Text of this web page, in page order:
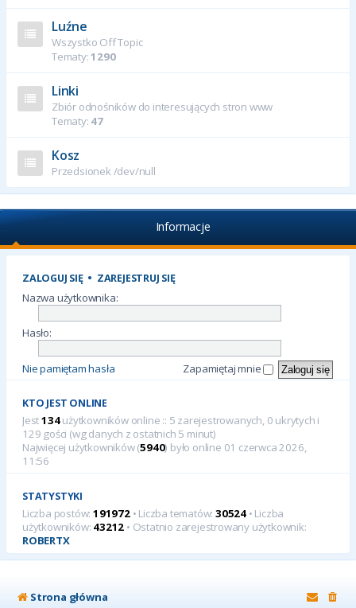
Luźne
Wszystko Off Topic
Tematy:1290
Linki
Zbiór odnośników do interesujących stron www
Tematy: 47
Kosz
Przedsionek /dev/null
Informacje
ZALOGUJ SIĘ• ZAREJESTRUJ SIĘ
Nazwa użytkownika:
Hasło:
Nie pamiętam hasła Zapamiętaj mnie
KTO JEST ONLINE
Jest134użytkowników online :: 5 zarejestrowanych, 0 ukrytych i
129 gości (wg danych z ostatnich 5 minut)
Najwięcej użytkowników (5940) było online 01 czerwca 2026,
11:56
STATYSTYKI
Liczba postów: 191972• Liczba tematów:30524 • Liczba
użytkowników: 43212 • Ostatnio zarejestrowany użytkownik:
ROBERTX
Strona główna